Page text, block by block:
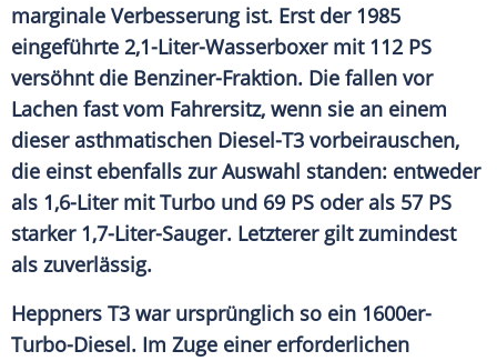
marginale Verbesserung ist. Erst der 1985
eingeführte 2,1-Liter-Wasserboxer mit 112 PS
versöhnt die Benziner-Fraktion. Die fallen vor
Lachen fast vom Fahrersitz, wenn sie an einem
dieser asthmatischen Diesel-T3 vorbeirauschen,
die einst ebenfalls zur Auswahl standen: entweder
als 1,6-Liter mit Turbo und 69 PS oder als 57 PS
starker 1,7-Liter-Sauger. Letzterer gilt zumindest
als zuverlässig.
Heppners T3 war ursprünglich so ein 1600er-
Turbo-Diesel. Im Zuge einer erforderlichen